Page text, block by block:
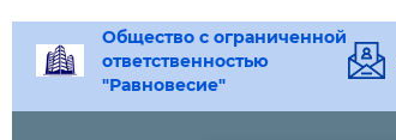
Общество с ограниченной
ответственностью
"Равновесие"